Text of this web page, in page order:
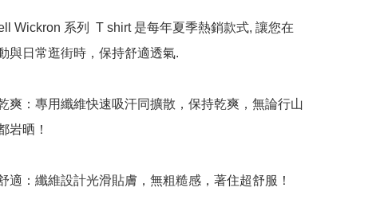
Wickron 系列  T shirt 是每年夏季熱銷款式, 讓您在
與日常逛街時，保持舒適透氣.
爽：專用纖維快速吸汗同擴散，保持乾爽，無論行山
岩晒！
適：纖維設計光滑貼膚，無粗糙感，著住超舒服！